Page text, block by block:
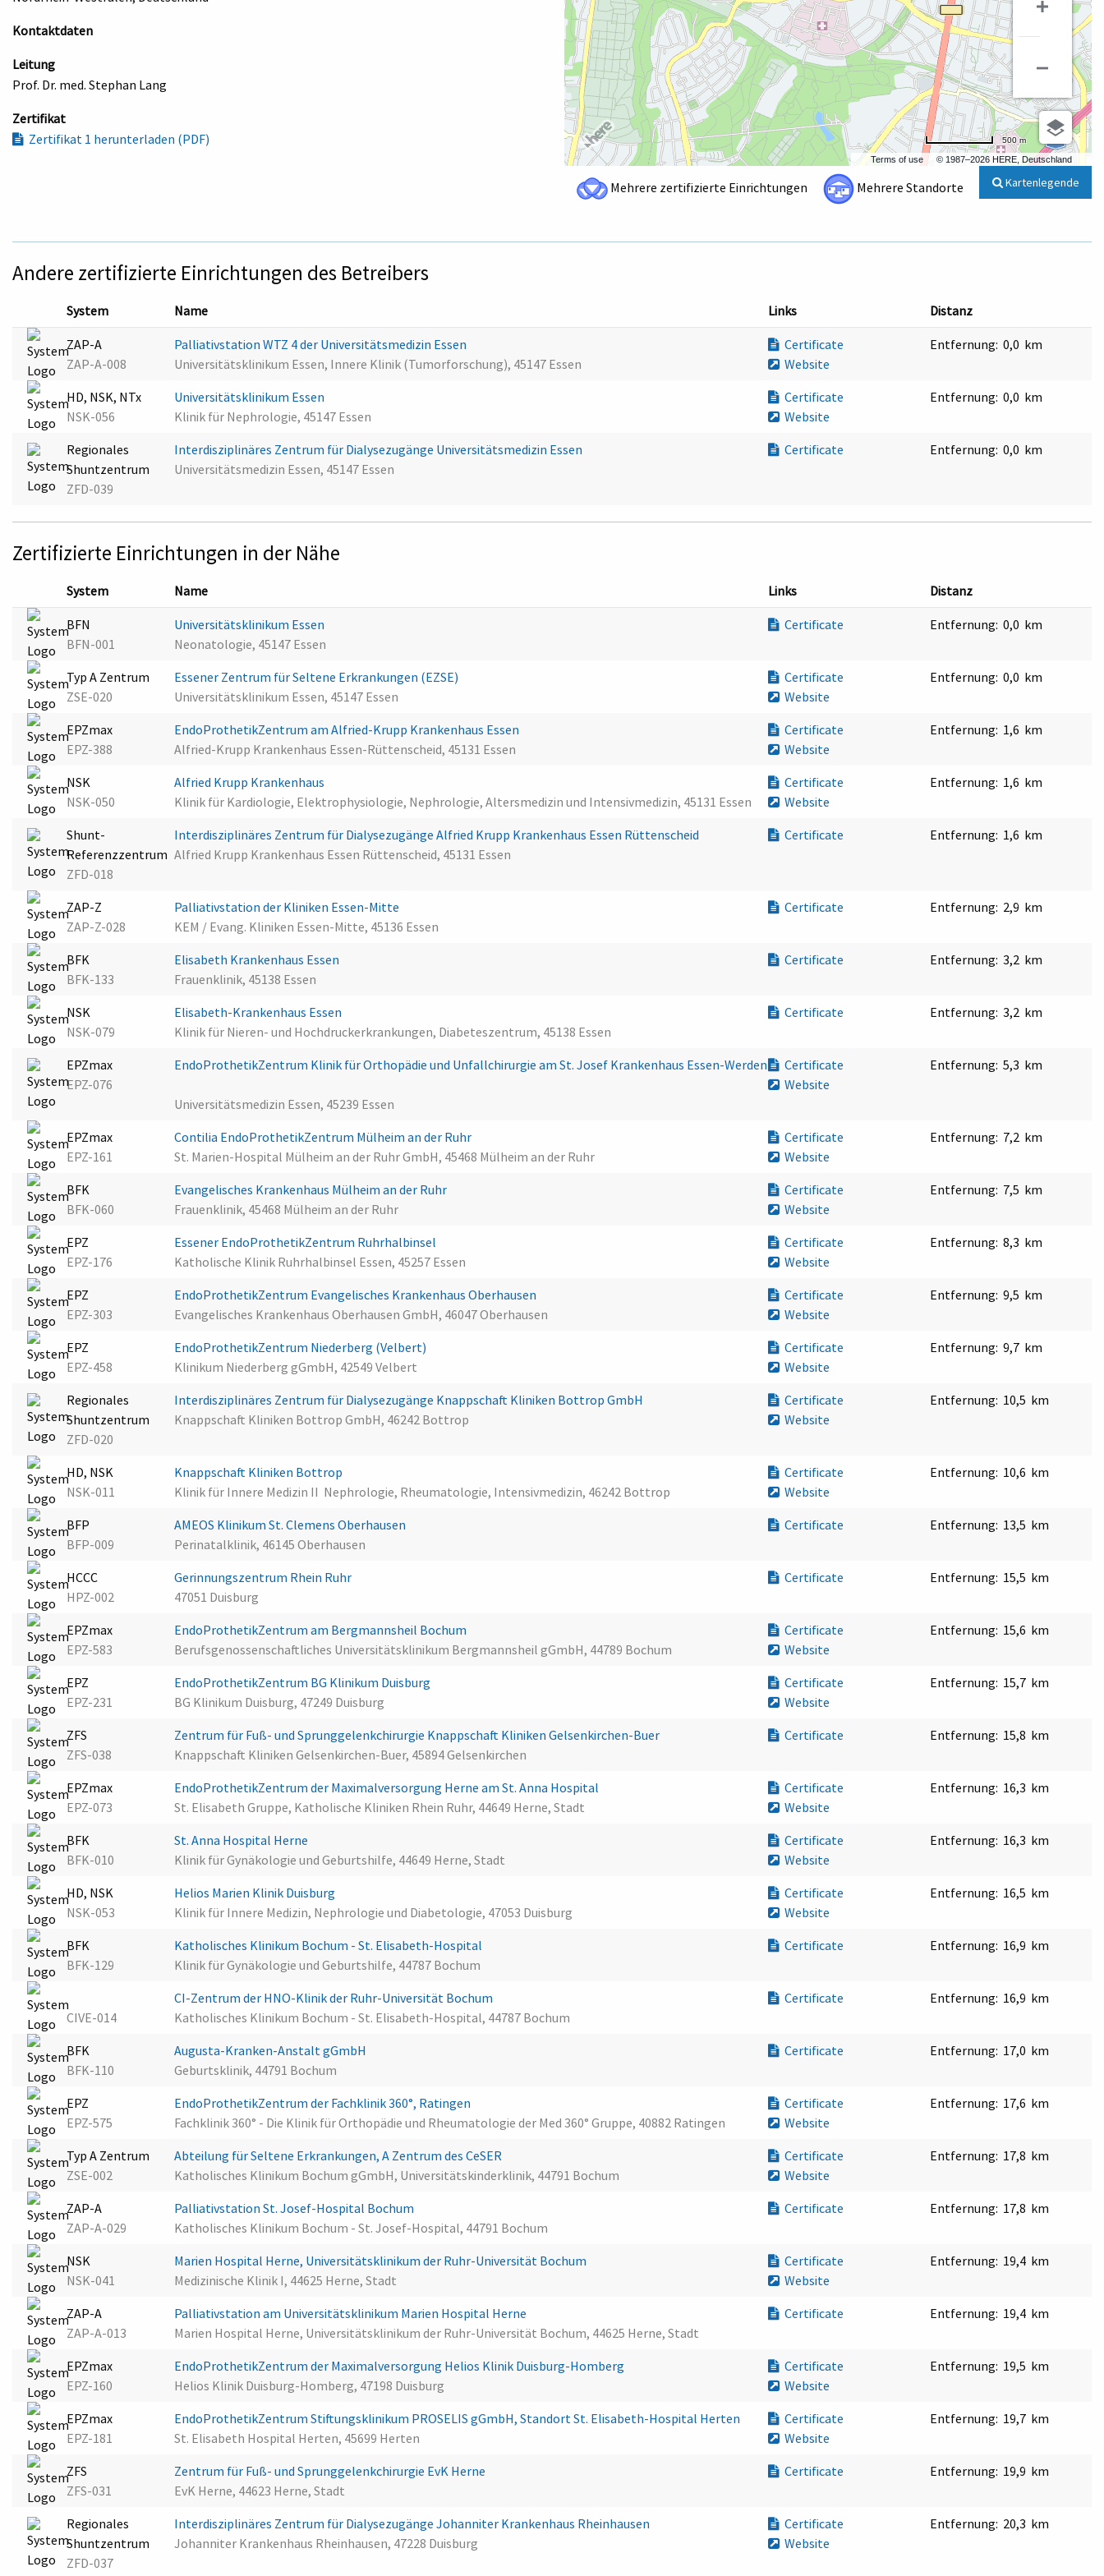
Kontaktdaten
Leitung
Prof. Dr. med. Stephan Lang
Zertifikat
Zertifikat 1 herunterladen (PDF)
Terms of use © 1987–2026 HERE, Deutschland
500 m
Mehrere zertifizierte Einrichtungen Mehrere Standorte Kartenlegende
Andere zertifizierte Einrichtungen des Betreibers
System Name Links Distanz
ZAP-A
ZAP-A-008
Palliativstation WTZ 4 der Universitätsmedizin Essen
Universitätsklinikum Essen, Innere Klinik (Tumorforschung), 45147 Essen
Certificate
Website
Entfernung: 0,0 km
HD, NSK, NTx
NSK-056
Universitätsklinikum Essen
Klinik für Nephrologie, 45147 Essen
Certificate
Website
Entfernung: 0,0 km
Regionales
Shuntzentrum
ZFD-039
Interdisziplinäres Zentrum für Dialysezugänge Universitätsmedizin Essen
Universitätsmedizin Essen, 45147 Essen
Certificate Entfernung: 0,0 km
Zertifizierte Einrichtungen in der Nähe
System Name Links Distanz
BFN
BFN-001
Universitätsklinikum Essen
Neonatologie, 45147 Essen
Certificate Entfernung: 0,0 km
Typ A Zentrum
ZSE-020
Essener Zentrum für Seltene Erkrankungen (EZSE)
Universitätsklinikum Essen, 45147 Essen
Certificate
Website
Entfernung: 0,0 km
EPZmax
EPZ-388
EndoProthetikZentrum am Alfried-Krupp Krankenhaus Essen
Alfried-Krupp Krankenhaus Essen-Rüttenscheid, 45131 Essen
Certificate
Website
Entfernung: 1,6 km
NSK
NSK-050
Alfried Krupp Krankenhaus
Klinik für Kardiologie, Elektrophysiologie, Nephrologie, Altersmedizin und Intensivmedizin, 45131 Essen
Certificate
Website
Entfernung: 1,6 km
Shunt-
Referenzzentrum
ZFD-018
Interdisziplinäres Zentrum für Dialysezugänge Alfried Krupp Krankenhaus Essen Rüttenscheid
Alfried Krupp Krankenhaus Essen Rüttenscheid, 45131 Essen
Certificate Entfernung: 1,6 km
ZAP-Z
ZAP-Z-028
Palliativstation der Kliniken Essen-Mitte
KEM / Evang. Kliniken Essen-Mitte, 45136 Essen
Certificate Entfernung: 2,9 km
BFK
BFK-133
Elisabeth Krankenhaus Essen
Frauenklinik, 45138 Essen
Certificate Entfernung: 3,2 km
NSK
NSK-079
Elisabeth-Krankenhaus Essen
Klinik für Nieren- und Hochdruckerkrankungen, Diabeteszentrum, 45138 Essen
Certificate Entfernung: 3,2 km
EPZmax
EPZ-076
EndoProthetikZentrum Klinik für Orthopädie und Unfallchirurgie am St. Josef Krankenhaus Essen-Werden
Universitätsmedizin Essen, 45239 Essen
Certificate
Website
Entfernung: 5,3 km
EPZmax
EPZ-161
Contilia EndoProthetikZentrum Mülheim an der Ruhr
St. Marien-Hospital Mülheim an der Ruhr GmbH, 45468 Mülheim an der Ruhr
Certificate
Website
Entfernung: 7,2 km
BFK
BFK-060
Evangelisches Krankenhaus Mülheim an der Ruhr
Frauenklinik, 45468 Mülheim an der Ruhr
Certificate
Website
Entfernung: 7,5 km
EPZ
EPZ-176
Essener EndoProthetikZentrum Ruhrhalbinsel
Katholische Klinik Ruhrhalbinsel Essen, 45257 Essen
Certificate
Website
Entfernung: 8,3 km
EPZ
EPZ-303
EndoProthetikZentrum Evangelisches Krankenhaus Oberhausen
Evangelisches Krankenhaus Oberhausen GmbH, 46047 Oberhausen
Certificate
Website
Entfernung: 9,5 km
EPZ
EPZ-458
EndoProthetikZentrum Niederberg (Velbert)
Klinikum Niederberg gGmbH, 42549 Velbert
Certificate
Website
Entfernung: 9,7 km
Regionales
Shuntzentrum
ZFD-020
Interdisziplinäres Zentrum für Dialysezugänge Knappschaft Kliniken Bottrop GmbH
Knappschaft Kliniken Bottrop GmbH, 46242 Bottrop
Certificate
Website
Entfernung: 10,5 km
HD, NSK
NSK-011
Knappschaft Kliniken Bottrop
Klinik für Innere Medizin II  Nephrologie, Rheumatologie, Intensivmedizin, 46242 Bottrop
Certificate
Website
Entfernung: 10,6 km
BFP
BFP-009
AMEOS Klinikum St. Clemens Oberhausen
Perinatalklinik, 46145 Oberhausen
Certificate Entfernung: 13,5 km
HCCC
HPZ-002
Gerinnungszentrum Rhein Ruhr
47051 Duisburg
Certificate Entfernung: 15,5 km
EPZmax
EPZ-583
EndoProthetikZentrum am Bergmannsheil Bochum
Berufsgenossenschaftliches Universitätsklinikum Bergmannsheil gGmbH, 44789 Bochum
Certificate
Website
Entfernung: 15,6 km
EPZ
EPZ-231
EndoProthetikZentrum BG Klinikum Duisburg
BG Klinikum Duisburg, 47249 Duisburg
Certificate
Website
Entfernung: 15,7 km
ZFS
ZFS-038
Zentrum für Fuß- und Sprunggelenkchirurgie Knappschaft Kliniken Gelsenkirchen-Buer
Knappschaft Kliniken Gelsenkirchen-Buer, 45894 Gelsenkirchen
Certificate Entfernung: 15,8 km
EPZmax
EPZ-073
EndoProthetikZentrum der Maximalversorgung Herne am St. Anna Hospital
St. Elisabeth Gruppe, Katholische Kliniken Rhein Ruhr, 44649 Herne, Stadt
Certificate
Website
Entfernung: 16,3 km
BFK
BFK-010
St. Anna Hospital Herne
Klinik für Gynäkologie und Geburtshilfe, 44649 Herne, Stadt
Certificate
Website
Entfernung: 16,3 km
HD, NSK
NSK-053
Helios Marien Klinik Duisburg
Klinik für Innere Medizin, Nephrologie und Diabetologie, 47053 Duisburg
Certificate
Website
Entfernung: 16,5 km
BFK
BFK-129
Katholisches Klinikum Bochum - St. Elisabeth-Hospital
Klinik für Gynäkologie und Geburtshilfe, 44787 Bochum
Certificate Entfernung: 16,9 km
CIVE-014
CI-Zentrum der HNO-Klinik der Ruhr-Universität Bochum
Katholisches Klinikum Bochum - St. Elisabeth-Hospital, 44787 Bochum
Certificate Entfernung: 16,9 km
BFK
BFK-110
Augusta-Kranken-Anstalt gGmbH
Geburtsklinik, 44791 Bochum
Certificate Entfernung: 17,0 km
EPZ
EPZ-575
EndoProthetikZentrum der Fachklinik 360°, Ratingen
Fachklinik 360° - Die Klinik für Orthopädie und Rheumatologie der Med 360° Gruppe, 40882 Ratingen
Certificate
Website
Entfernung: 17,6 km
Typ A Zentrum
ZSE-002
Abteilung für Seltene Erkrankungen, A Zentrum des CeSER
Katholisches Klinikum Bochum gGmbH, Universitätskinderklinik, 44791 Bochum
Certificate
Website
Entfernung: 17,8 km
ZAP-A
ZAP-A-029
Palliativstation St. Josef-Hospital Bochum
Katholisches Klinikum Bochum - St. Josef-Hospital, 44791 Bochum
Certificate Entfernung: 17,8 km
NSK
NSK-041
Marien Hospital Herne, Universitätsklinikum der Ruhr-Universität Bochum
Medizinische Klinik I, 44625 Herne, Stadt
Certificate
Website
Entfernung: 19,4 km
ZAP-A
ZAP-A-013
Palliativstation am Universitätsklinikum Marien Hospital Herne
Marien Hospital Herne, Universitätsklinikum der Ruhr-Universität Bochum, 44625 Herne, Stadt
Certificate Entfernung: 19,4 km
EPZmax
EPZ-160
EndoProthetikZentrum der Maximalversorgung Helios Klinik Duisburg-Homberg
Helios Klinik Duisburg-Homberg, 47198 Duisburg
Certificate
Website
Entfernung: 19,5 km
EPZmax
EPZ-181
EndoProthetikZentrum Stiftungsklinikum PROSELIS gGmbH, Standort St. Elisabeth-Hospital Herten
St. Elisabeth Hospital Herten, 45699 Herten
Certificate
Website
Entfernung: 19,7 km
ZFS
ZFS-031
Zentrum für Fuß- und Sprunggelenkchirurgie EvK Herne
EvK Herne, 44623 Herne, Stadt
Certificate Entfernung: 19,9 km
Regionales
Shuntzentrum
ZFD-037
Interdisziplinäres Zentrum für Dialysezugänge Johanniter Krankenhaus Rheinhausen
Johanniter Krankenhaus Rheinhausen, 47228 Duisburg
Certificate
Website
Entfernung: 20,3 km